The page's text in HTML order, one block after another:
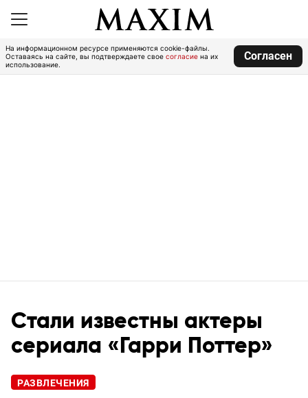
На информационном ресурсе применяются cookie-файлы.
Оставаясь на сайте, вы подтверждаете свое согласие на их
использование.
Согласен
Стали известны актеры
сериала «Гарри Поттер»
РАЗВЛЕЧЕНИЯ